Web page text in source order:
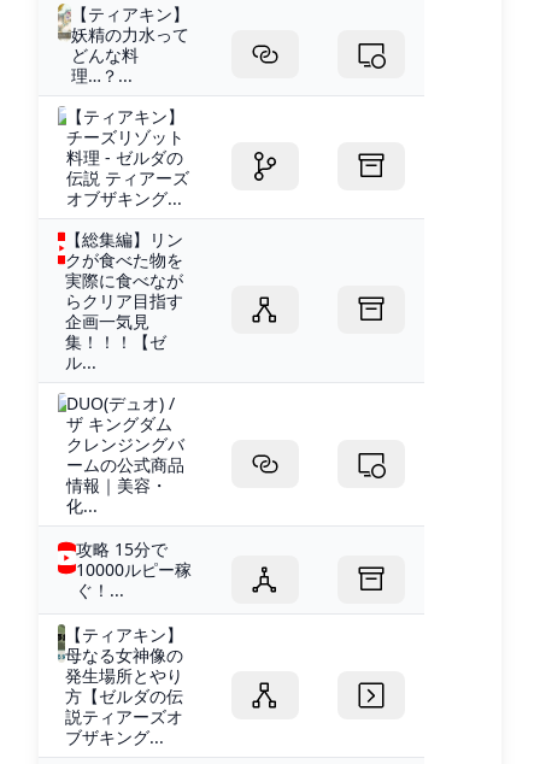
【ティアキン】
妖精の力水って
どんな料
理…？...
【ティアキン】
チーズリゾット
料理 - ゼルダの
伝説 ティアーズ
オブザキング...
【総集編】リン
クが食べた物を
実際に食べなが
らクリア目指す
企画一気見
集！！！【ゼ
ル...
DUO(デュオ) /
ザ キングダム
クレンジングバ
ームの公式商品
情報｜美容・
化...
攻略 15分で
10000ルピー稼
ぐ！...
【ティアキン】
母なる女神像の
発生場所とやり
方【ゼルダの伝
説ティアーズオ
ブザキング...